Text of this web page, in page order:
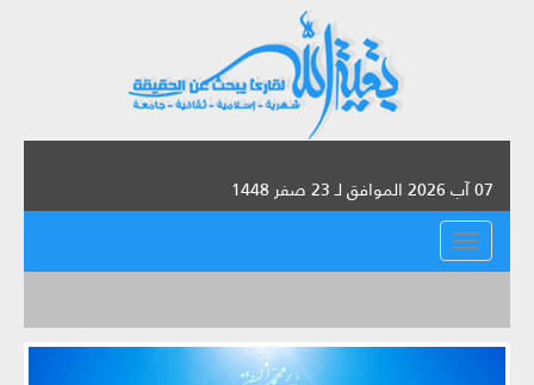
07 آب 2026 الموافق لـ 23 صفر 1448
القائمة